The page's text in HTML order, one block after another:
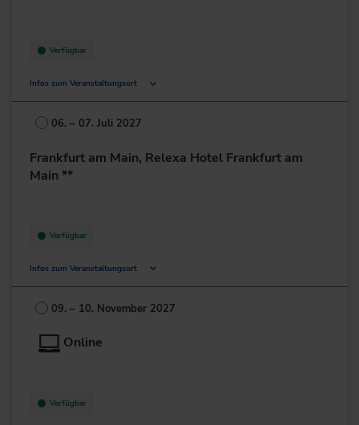
Verfügbar
Infos zum Veranstaltungsort
Deutschland
+49 211/6214-201
06. – 07. Juli 2027
Frankfurt am Main, Relexa Hotel Frankfurt am
Main **
Verfügbar
Infos zum Veranstaltungsort
Lurgiallee 2
60439 Frankfurt am Main
09. – 10. November 2027
Online
Verfügbar